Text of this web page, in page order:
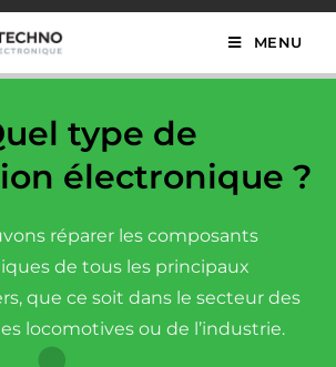
MENU
type de
électronique ?
réparer les composants
de tous les principaux
que ce soit dans le secteur des
locomotives ou de l’industrie.